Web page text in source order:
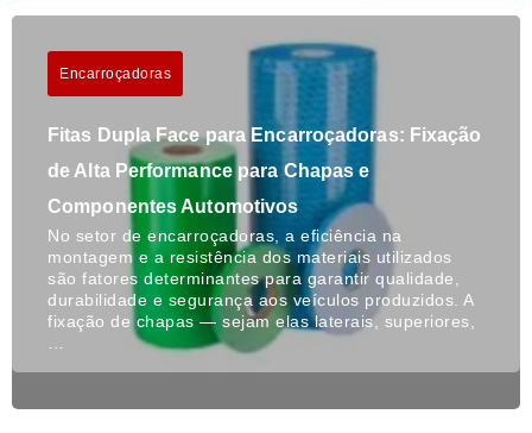
Encarroçadoras
Fitas Dupla Face para Encarroçadoras: Fixação
de Alta Performance para Chapas e
Componentes Automotivos
No setor de encarroçadoras, a eficiência na
montagem e a resistência dos materiais utilizados
são fatores determinantes para garantir qualidade,
durabilidade e segurança aos veículos produzidos. A
fixação de chapas — sejam elas laterais, superiores,